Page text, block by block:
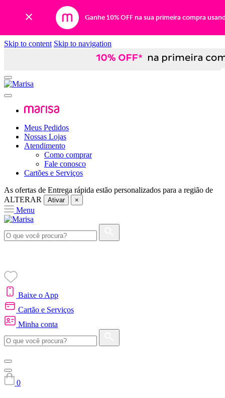
Ganhe 10% OFF na sua primeira compra
Skip to content Skip to navigation
Meus Pedidos
Nossas Lojas
Atendimento
Como comprar
Fale conosco
Cartões e Serviços
As ofertas de Entrega rápida estão personalizados para a região de
ALTERAR
Ativar ×
Menu
Baixe o App
Cartão e Serviços
Minha conta
0